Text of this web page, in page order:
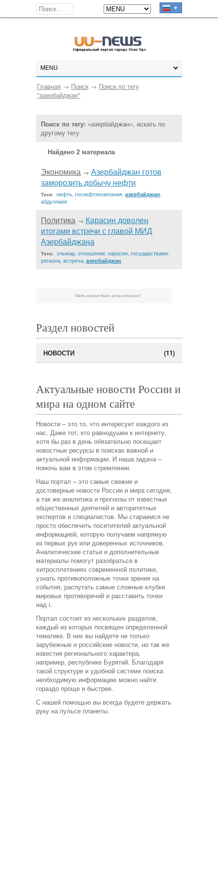
▼
Главная → Поиск → Поиск по тегу
"азербайджан"
Поиск по тегу: «азербайджан», искать по
другому тегу
Найдено 2 материала
Экономика → Азербайджан готов
заморозить добычу нефти
Теги: нефть госнефтекомпания азербайджан
абдуллаев
Политика → Карасин доволен
итогами встречи с главой МИД
Азербайджана
Теги: эльмар отношение карасин государствами
региона встреча азербайджан
Раздел новостей
НОВОСТИ (11)
Актуальные новости России и
мира на одном сайте
Новости – это то, что интересует каждого из
нас. Даже тот, кто равнодушен к интернету,
хотя бы раз в день обязательно посещает
новостные ресурсы в поисках важной и
актуальной информации. И наша задача –
помочь вам в этом стремлении.
Наш портал – это самые свежие и
достоверные новости России и мира сегодня,
а так же аналитика и прогнозы от известных
общественных деятелей и авторитетных
экспертов и специалистов. Мы стараемся не
просто обеспечить посетителей актуальной
информацией, которую получаем напрямую
из первых рук или доверенных источников.
Аналитические статьи и дополнительные
материалы помогут разобраться в
хитросплетениях современной политики,
узнать противоположные точки зрения на
события, распутать самые сложные клубки
мировых противоречий и расставить точки
над i.
Портал состоит из нескольких разделов,
каждый из которых посвящен определенной
тематике. В них вы найдете не только
зарубежные и российские новости, но так же
известия регионального характера,
например, республике Бурятий. Благодаря
такой структуре и удобной системе поиска
необходимую информацию можно найти
гораздо проще и быстрее.
С нашей помощью вы всегда будете держать
руку на пульсе планеты.